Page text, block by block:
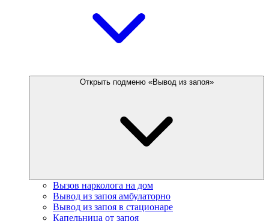
Открыть подменю «Вывод из запоя»
Вызов нарколога на дом
Вывод из запоя амбулаторно
Вывод из запоя в стационаре
Капельница от запоя